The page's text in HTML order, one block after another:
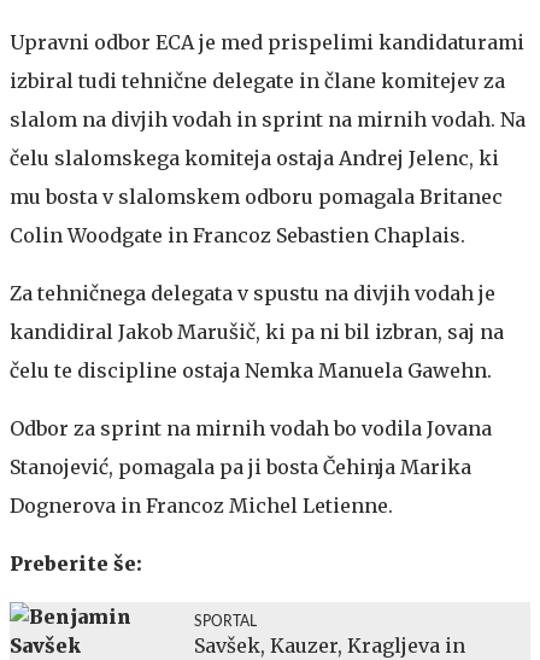
Upravni odbor ECA je med prispelimi kandidaturami
izbiral tudi tehnične delegate in člane komitejev za
slalom na divjih vodah in sprint na mirnih vodah. Na
čelu slalomskega komiteja ostaja Andrej Jelenc, ki
mu bosta v slalomskem odboru pomagala Britanec
Colin Woodgate in Francoz Sebastien Chaplais.
Za tehničnega delegata v spustu na divjih vodah je
kandidiral Jakob Marušič, ki pa ni bil izbran, saj na
čelu te discipline ostaja Nemka Manuela Gawehn.
Odbor za sprint na mirnih vodah bo vodila Jovana
Stanojević, pomagala pa ji bosta Čehinja Marika
Dognerova in Francoz Michel Letienne.
Preberite še:
SPORTAL
Savšek, Kauzer, Kragljeva in